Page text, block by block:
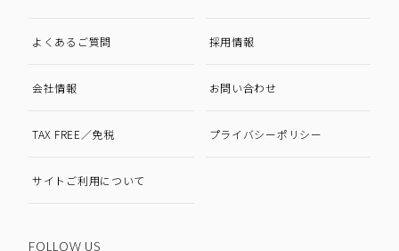
よくあるご質問 採用情報
会社情報 お問い合わせ
TAX FREE／免税 プライバシーポリシー
サイトご利用について
FOLLOW US